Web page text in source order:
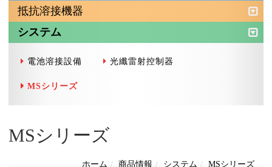
抵抗溶接機器
システム
電池溶接設備 光纖雷射控制器
MSシリーズ
MSシリーズ
ホーム 商品情報 システム MSシリーズ